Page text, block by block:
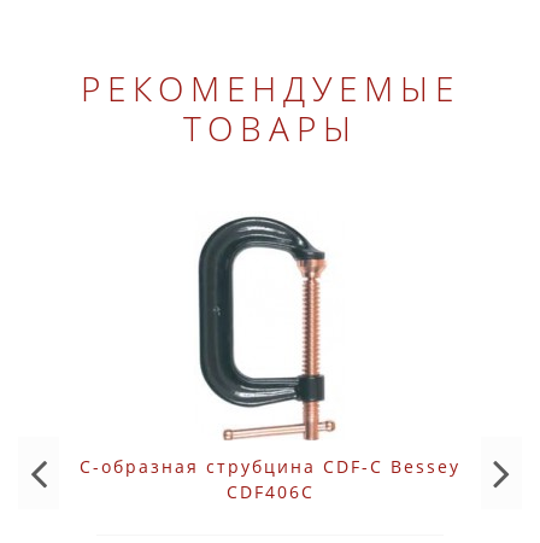
РЕКОМЕНДУЕМЫЕ
ТОВАРЫ
C-образная струбцина CDF-C Bessey
CDF406C